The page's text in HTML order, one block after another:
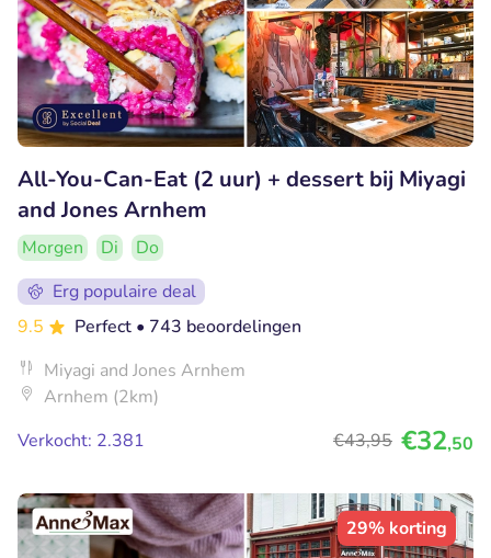
All-You-Can-Eat (2 uur) + dessert bij Miyagi
and Jones Arnhem
Morgen Di
Do
Erg populaire deal
9.5
Perfect • 743 beoordelingen
Miyagi and Jones Arnhem
Arnhem (2km)
Verkocht: 2.381
€43,95 €32,50
29% korting